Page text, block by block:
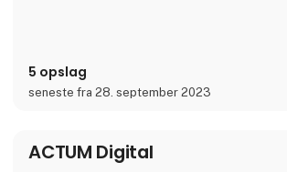
5 opslag
seneste fra 28. september 2023
ACTUM Digital